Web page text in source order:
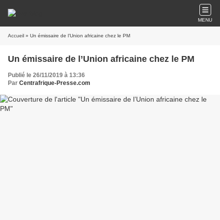
MENU
Accueil » Un émissaire de l’Union africaine chez le PM
Un émissaire de l’Union africaine chez le PM
Publié le 26/11/2019 à 13:36
Par Centrafrique-Presse.com